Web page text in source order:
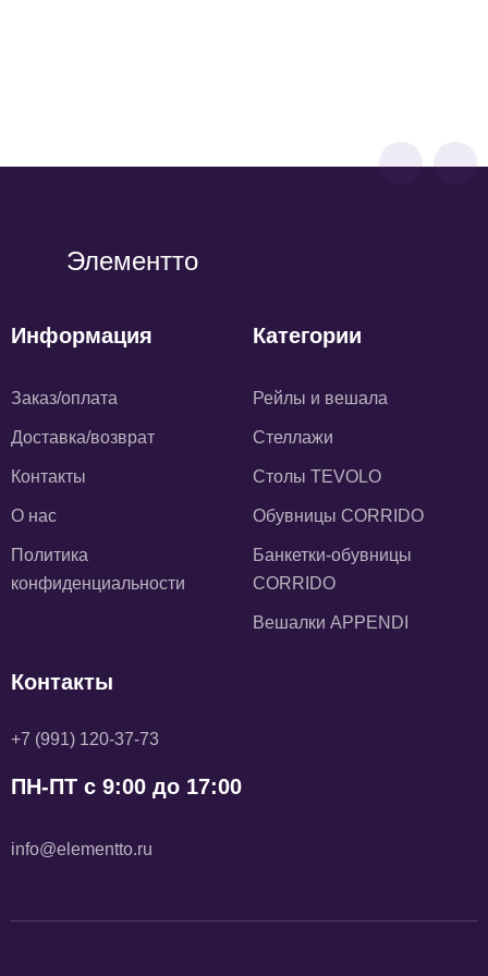
Элементто
Информация
Заказ/оплата
Доставка/возврат
Контакты
О нас
Политика
конфиденциальности
Категории
Рейлы и вешала
Стеллажи
Столы TEVOLO
Обувницы CORRIDO
Банкетки-обувницы
CORRIDO
Вешалки APPENDI
Контакты
+7 (991) 120-37-73
ПН-ПТ с 9:00 до 17:00
info@elementto.ru